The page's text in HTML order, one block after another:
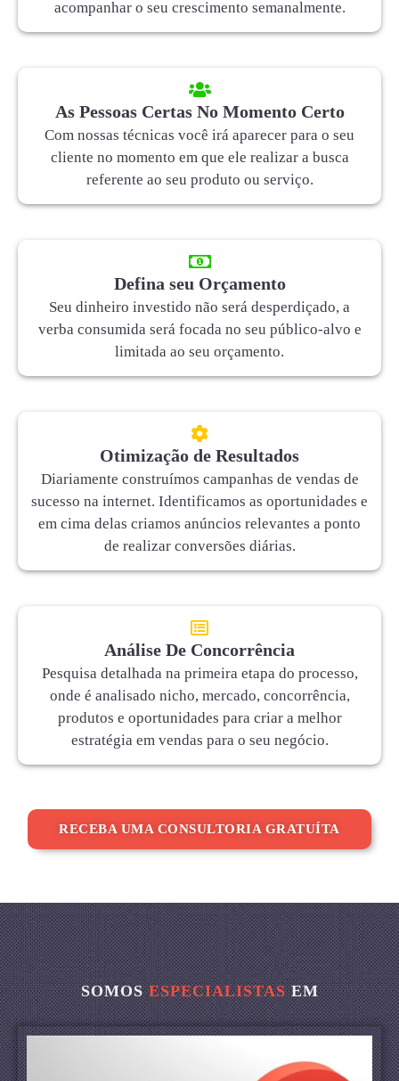
acompanhar o seu crescimento semanalmente.
As Pessoas Certas No Momento Certo
Com nossas técnicas você irá aparecer para o seu
cliente no momento em que ele realizar a busca
referente ao seu produto ou serviço.
Defina seu Orçamento
Seu dinheiro investido não será desperdiçado, a
verba consumida será focada no seu público-alvo e
limitada ao seu orçamento.
Otimização de Resultados
Diariamente construímos campanhas de vendas de
sucesso na internet. Identificamos as oportunidades e
em cima delas criamos anúncios relevantes a ponto
de realizar conversões diárias.
Análise De Concorrência
Pesquisa detalhada na primeira etapa do processo,
onde é analisado nicho, mercado, concorrência,
produtos e oportunidades para criar a melhor
estratégia em vendas para o seu negócio.
RECEBA UMA CONSULTORIA GRATUÍTA
SOMOSESPECIALISTASEM